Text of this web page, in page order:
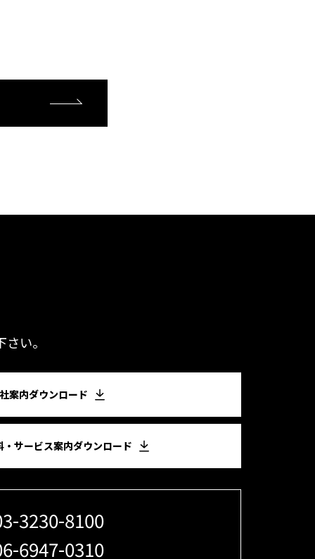
い。
案内ダウンロード
・サービス案内ダウンロード
3230-8100
6947-0310